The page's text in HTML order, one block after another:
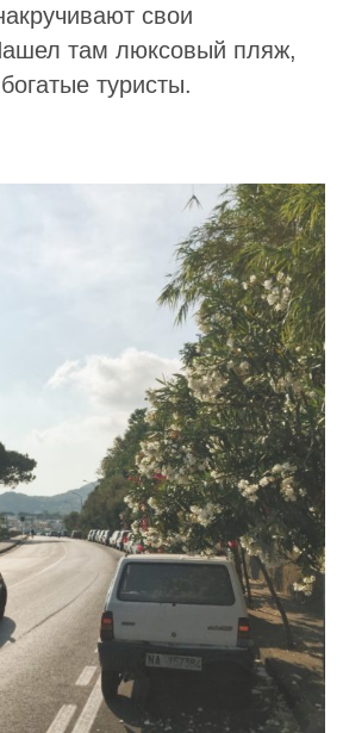
свои
там люксовый пляж,
туристы.